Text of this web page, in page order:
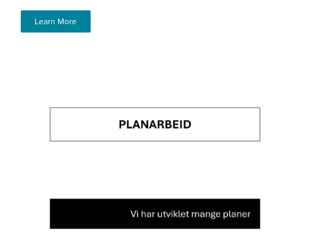
Learn More